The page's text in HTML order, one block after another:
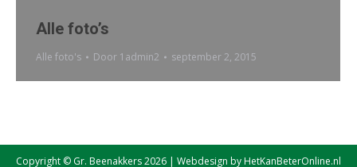
Alle foto’s
Alle foto's Door 1admin2 september 2, 2015
Copyright © Gr. Beenakkers 2026 | Webdesign by HetKanBeterOnline.nl